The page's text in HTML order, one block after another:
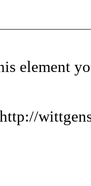
element
http://